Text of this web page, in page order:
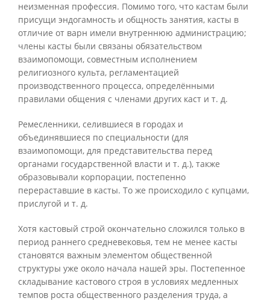
неизменная профессия. Помимо того, что кастам были
присущи эндогамность и общность занятия, касты в
отличие от варн имели внутреннюю администрацию;
члены касты были связаны обязательством
взаимопомощи, совместным исполнением
религиозного культа, регламентацией
производственного процесса, определёнными
правилами общения с членами других каст и т. д.
Ремесленники, селившиеся в городах и
объединявшиеся по специальности (для
взаимопомощи, для представительства перед
органами государственной власти и т. д.), также
образовывали корпорации, постепенно
перераставшие в касты. То же происходило с купцами,
прислугой и т. д.
Хотя кастовый строй окончательно сложился только в
период раннего средневековья, тем не менее касты
становятся важным элементом общественной
структуры уже около начала нашей эры. Постепенное
складывание кастового строя в условиях медленных
темпов роста общественного разделения труда, а